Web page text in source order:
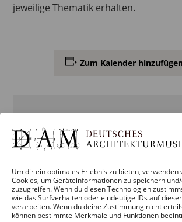
Um dir ein optimales Erlebnis zu bieten, verwenden
Cookies, um Geräteinformationen zu speichern
zuzugreifen. Wenn du diesen Technologien
wie das Surfverhalten oder eindeutige IDs auf
verarbeiten. Wenn du deine Zustimmung nicht
können bestimmte Merkmale und Funktionen
jeweilige Thematik erhalten.
Zum Kalender hinzufügen
DETAILS
18. Januar
Zeit:
13:00 – 14:00